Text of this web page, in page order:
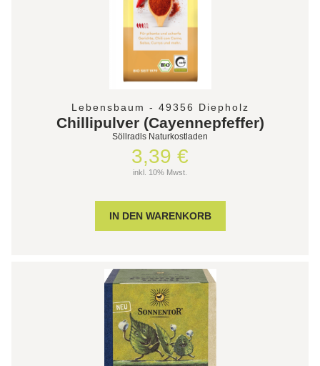
Lebensbaum - 49356 Diepholz
Chillipulver (Cayennepfeffer)
Söllradls Naturkostladen
3,39 €
inkl. 10% Mwst.